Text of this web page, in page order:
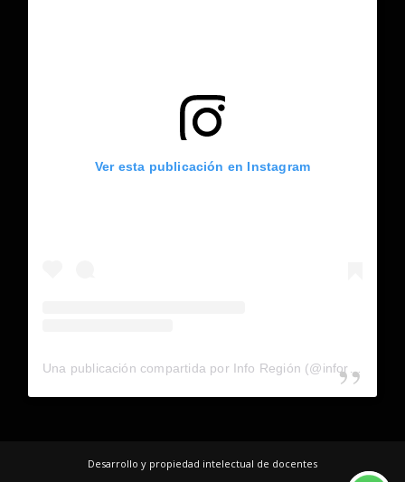
Ver esta publicación en Instagram
Desarrollo y propiedad intelectual de docentes